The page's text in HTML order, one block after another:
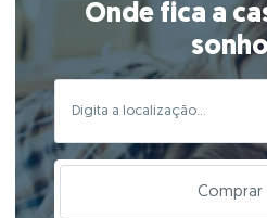
Onde fica a
Comprar